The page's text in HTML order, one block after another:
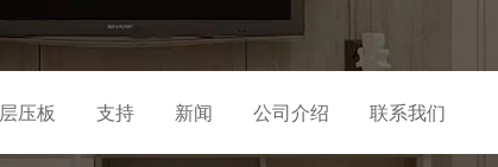
层压板 支持 新闻 公司介绍 联系我们